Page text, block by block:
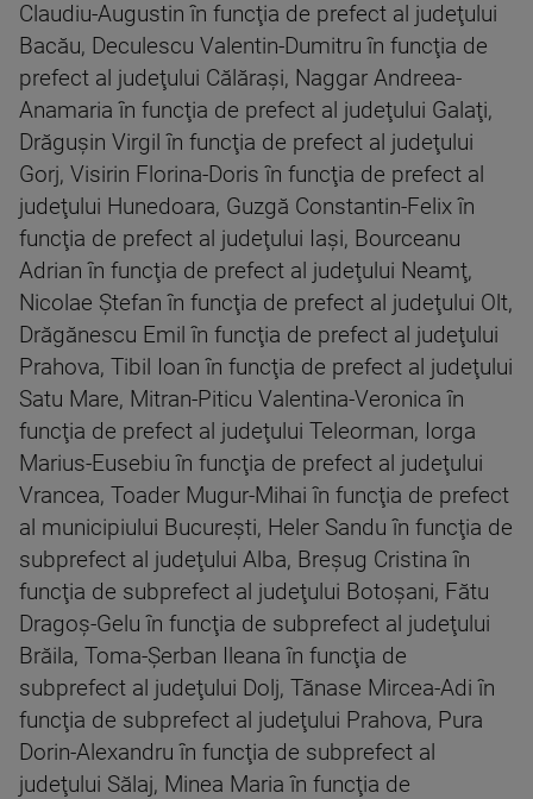
Claudiu-Augustin în funcţia de prefect al judeţului
Bacău, Deculescu Valentin-Dumitru în funcţia de
prefect al judeţului Călăraşi, Naggar Andreea-
Anamaria în funcţia de prefect al judeţului Galaţi,
Drăguşin Virgil în funcţia de prefect al judeţului
Gorj, Visirin Florina-Doris în funcţia de prefect al
judeţului Hunedoara, Guzgă Constantin-Felix în
funcţia de prefect al judeţului Iaşi, Bourceanu
Adrian în funcţia de prefect al judeţului Neamţ,
Nicolae Ştefan în funcţia de prefect al judeţului Olt,
Drăgănescu Emil în funcţia de prefect al judeţului
Prahova, Tibil Ioan în funcţia de prefect al judeţului
Satu Mare, Mitran-Piticu Valentina-Veronica în
funcţia de prefect al judeţului Teleorman, Iorga
Marius-Eusebiu în funcţia de prefect al judeţului
Vrancea, Toader Mugur-Mihai în funcţia de prefect
al municipiului Bucureşti, Heler Sandu în funcţia de
subprefect al judeţului Alba, Breşug Cristina în
funcţia de subprefect al judeţului Botoşani, Fătu
Dragoş-Gelu în funcţia de subprefect al judeţului
Brăila, Toma-Şerban Ileana în funcţia de
subprefect al judeţului Dolj, Tănase Mircea-Adi în
funcţia de subprefect al judeţului Prahova, Pura
Dorin-Alexandru în funcţia de subprefect al
judeţului Sălaj, Minea Maria în funcţia de